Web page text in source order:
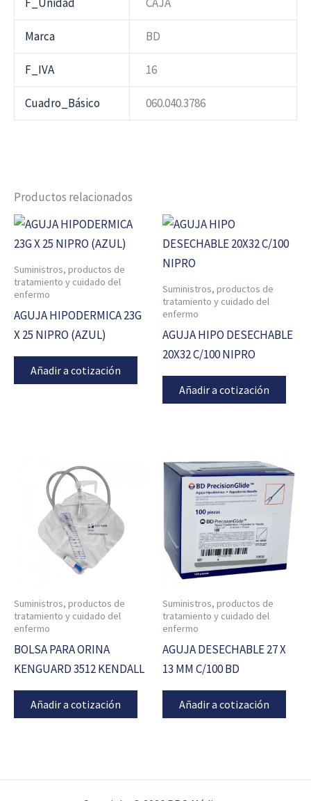
Marca BD
F_IVA 16
Cuadro_Básico 060.040.3786
Productos relacionados
Suministros, productos de
tratamiento y cuidado del
enfermo
AGUJA HIPODERMICA 23G
X 25 NIPRO (AZUL)
Añadir a cotización
Suministros, productos de
tratamiento y cuidado del
enfermo
AGUJA HIPO DESECHABLE
20X32 C/100 NIPRO
Añadir a cotización
Suministros, productos de
tratamiento y cuidado del
enfermo
BOLSA PARA ORINA
KENGUARD 3512 KENDALL
Añadir a cotización
Suministros, productos de
tratamiento y cuidado del
enfermo
AGUJA DESECHABLE 27 X
13 MM C/100 BD
Añadir a cotización